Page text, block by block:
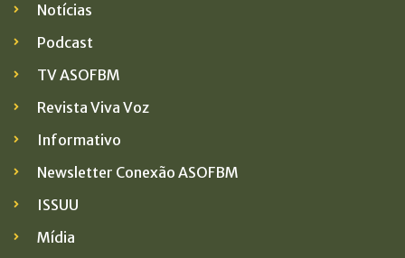
Notícias
Podcast
TV ASOFBM
Revista Viva Voz
Informativo
Newsletter Conexão ASOFBM
ISSUU
Mídia